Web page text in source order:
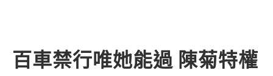
百車禁行唯她能過 陳菊特權